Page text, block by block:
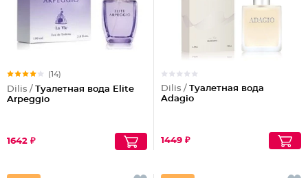
(14)
Dilis / Туалетная вода Elite
Arpeggio
1642 ₽
Dilis / Туалетная вода
Adagio
1449 ₽